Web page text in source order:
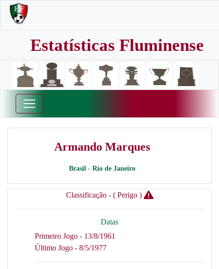
Estatísticas Fluminense
Armando Marques
Brasil - Rio de Janeiro
Classificação - ( Perigo )
Datas
Primeiro Jogo - 13/8/1961
Último Jogo - 8/5/1977